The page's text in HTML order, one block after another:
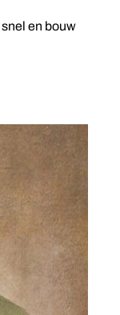
en bouw